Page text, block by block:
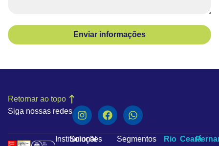
Enviar informações
Siga nossas redes
Retornar ao topo
Institucional
Soluções Segmentos
Rio Ceará